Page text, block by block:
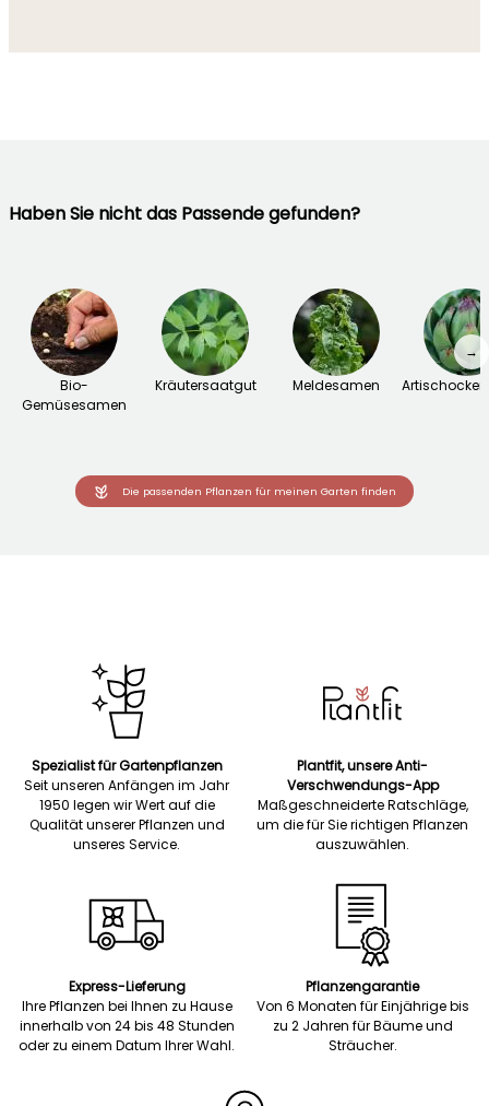
Haben Sie nicht das Passende gefunden?
Bio-
Gemüsesamen
Kräutersaatgut Meldesamen
→
Die passenden Pflanzen für meinen Garten finden
Spezialist für Gartenpflanzen
Seit unseren Anfängen im Jahr
1950 legen wir Wert auf die
Qualität unserer Pflanzen und
unseres Service.
Plantfit, unsere Anti-
Verschwendungs-App
Maßgeschneiderte Ratschläge,
um die für Sie richtigen Pflanzen
auszuwählen.
Express-Lieferung
Ihre Pflanzen bei Ihnen zu Hause
innerhalb von 24 bis 48 Stunden
oder zu einem Datum Ihrer Wahl.
Pflanzengarantie
Von 6 Monaten für Einjährige bis
zu 2 Jahren für Bäume und
Sträucher.